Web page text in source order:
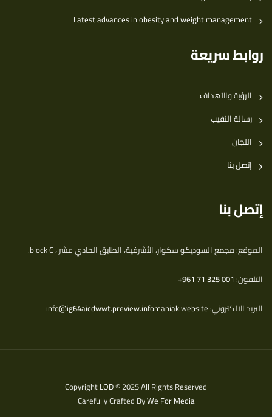
Latest advances in obesity and weight management
روابط سريعة
الرؤية والأهداف
رسالة النقيب
اللجان
إتصل بنا
إتصل بنا
الموقع: مجمع السوديكو سكوار، الأشرفية، الطابق الحادي عشر ، block C.
التلفون: ‎+961 71 325 001
البريد الالكتروني:info@ig64aicdwwt.preview.infomaniak.website
CopyrightLOD© 2025 All Rights Reserved
Carefully Crafted ByWe For Media